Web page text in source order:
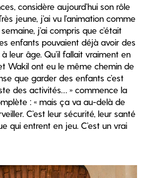
considère aujourd’hui son rôle
jeune, j’ai vu l’animation comme
j’ai compris que c’était
enfants pouvaient déjà avoir des
leur âge. Qu’il fallait vraiment en
Wakil ont eu le même chemin de
que garder des enfants c’est
des activités… » commence la
: « mais ça va au-delà de
C’est leur sécurité, leur santé
qui entrent en jeu. C’est un vrai